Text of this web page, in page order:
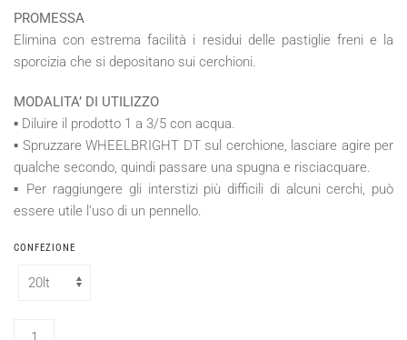
PROMESSA
Elimina con estrema facilità i residui delle pastiglie freni e la
sporcizia che si depositano sui cerchioni.
MODALITA’ DI UTILIZZO
▪ Diluire il prodotto 1 a 3/5 con acqua.
▪ Spruzzare WHEELBRIGHT DT sul cerchione, lasciare agire per
qualche secondo, quindi passare una spugna e risciacquare.
▪ Per raggiungere gli interstizi più difficili di alcuni cerchi, può
essere utile l’uso di un pennello.
CONFEZIONE
WHEELBRIGHT